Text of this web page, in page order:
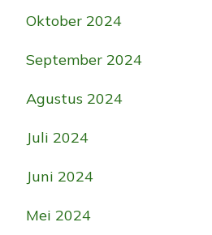
Oktober 2024
September 2024
Agustus 2024
Juli 2024
Juni 2024
Mei 2024